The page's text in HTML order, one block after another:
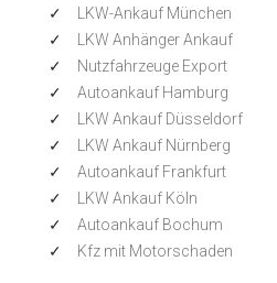
LKW-Ankauf München
LKW Anhänger Ankauf
Nutzfahrzeuge Export
Autoankauf Hamburg
LKW Ankauf Düsseldorf
LKW Ankauf Nürnberg
Autoankauf Frankfurt
LKW Ankauf Köln
Autoankauf Bochum
Kfz mit Motorschaden